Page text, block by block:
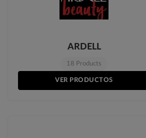
ARDELL
18 Products
VER PRODUCTOS